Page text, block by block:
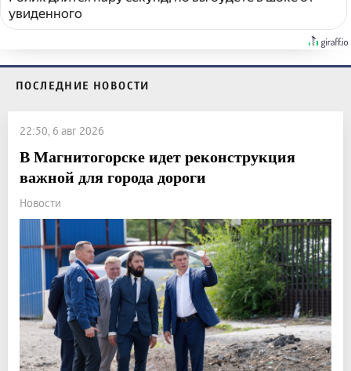
увиденного
ПОСЛЕДНИЕ НОВОСТИ
22:50, 6 авг 2026
В Магнитогорске идет реконструкция
важной для города дороги
Новости